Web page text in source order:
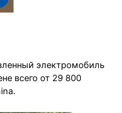
электромобиль
всего от 29 800